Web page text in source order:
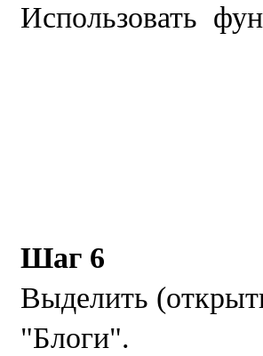
Использовать
Шаг 6
Выделить
"Блоги".